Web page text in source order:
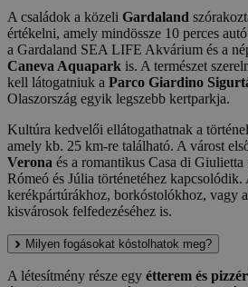
A családok a közeli Gardaland
értékelni, amely mindössze 10 perces
a Gardaland SEA LIFE Akvárium és a
Caneva Aquapark is. A természet
kell látogatniuk a Parco Giardino
Olaszország egyik legszebb kertparkja.
Kultúra kedvelői ellátogathatnak a
amely kb. 25 km-re található. A várost
Verona és a romantikus Casa di Giulietta
Rómeó és Júlia történetéhez
kerékpártúrákhoz, borkóstolókhoz, vagy
kisvárosok felfedezéséhez is.
Milyen fogásokat kóstolhatok meg?
A létesítmény része egy étterem és